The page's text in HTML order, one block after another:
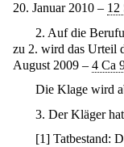
20. Januar 2010 – 12
2. Auf die
zu 2. wird das Urteil
August 2009 – 4 Ca
Die Klage wird
3. Der Kläger
[1] Tatbestand: